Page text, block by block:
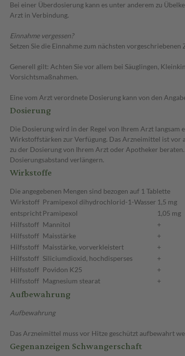
Bei einer Überdosierung kann es unter anderem zu
Arzt in Verbindung.
Einnahme vergessen?
Setzen Sie die Einnahme zum nächsten
Generell gilt: Achten Sie vor allem bei Säuglingen,
Vorsichtsmaßnahmen.
Eine vom Arzt verordnete Dosierung kann von den
Dosierung
Die Dosierung wird in der Regel von Ihrem Arzt
Wirkstoffstärken zur Verfügung. Das Arzneimittel ist vor
zu der Dosierung von Ihrem Arzt oder Apotheker
Dosierungsabstand verlängern.
Wirkstoffe
Die angegebenen Mengen sind bezogen auf 1 Tablette
Wirkstoff Pramipexol dihydrochlorid-1-Wasser 1,5 mg
entsprichtPramipexol
1,05 mg
Hilfsstoff Mannitol
+
Hilfsstoff Maisstärke
+
Hilfsstoff Maisstärke, vorverkleistert
+
Hilfsstoff Siliciumdioxid, hochdisperses
+
Hilfsstoff Povidon K25
+
Hilfsstoff Magnesium stearat +
Aufbewahrung
Aufbewahrung
Das Arzneimittel muss vor Hitze geschützt aufbewahrt
Gegenanzeigen Schwangerschaft